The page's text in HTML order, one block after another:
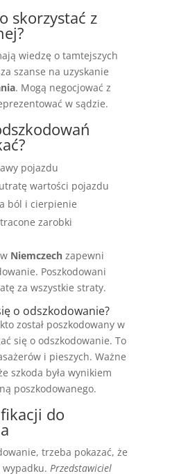
skorzystać z
wiedzę o tamtejszych
szanse na uzyskanie
. Mogą negocjować z
w sądzie.
pojazdu
wartości pojazdu
ból i cierpienie
zarobki
Niemczechzapewni
Poszkodowani
za wszystkie straty.
o odszkodowanie?
został poszkodowany w
się o odszkodowanie. To
i pieszych. Ważne
szkoda była wynikiem
poszkodowanego.
do
trzeba pokazać, że
wypadku. Przedstawiciel